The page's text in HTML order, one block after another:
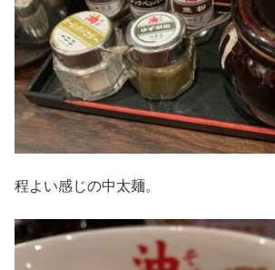
程よい感じの中太麺。